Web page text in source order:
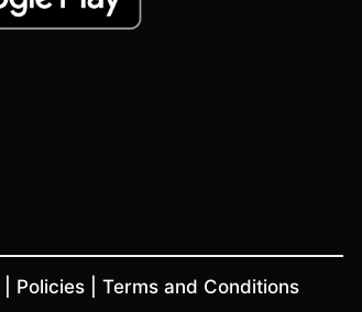
Policies Terms and Conditions